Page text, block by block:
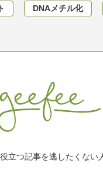
DNAメチル化
立つ記事を逃したくない